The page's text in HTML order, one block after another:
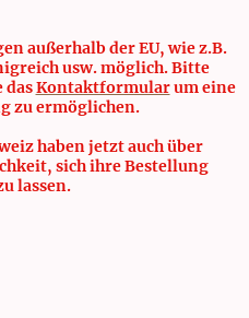
außerhalb der EU, wie z.B.
usw. möglich. Bitte
dasKontaktformularum eine
zu ermöglichen.
haben jetzt auch über
sich ihre Bestellung
lassen.